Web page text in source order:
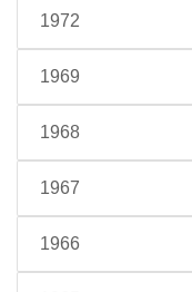
1972
1969
1968
1967
1966